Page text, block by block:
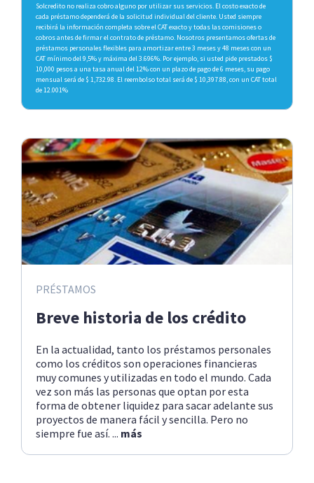
Solcredito no realiza cobro alguno por utilizar sus servicios. El costo exacto de
cada préstamo dependerá de la solicitud individual del cliente. Usted siempre
recibirá la información completa sobre el CAT exacto y todas las comisiones o
cobros antes de firmar el contrato de préstamo. Nosotros presentamos ofertas de
préstamos personales flexibles para amortizar entre 3 meses y 48 meses con un
CAT mínimo del 9,5% y máxima del 3.696%. Por ejemplo, si usted pide prestados $
10,000 pesos a una tasa anual del 12% con un plazo de pago de 6 meses, su pago
mensual será de $ 1,732.98. El reembolso total será de $ 10,397.88, con un CAT total
de 12.001%
PRÉSTAMOS
Breve historia de los crédito
En la actualidad, tanto los préstamos personales
como los créditos son operaciones financieras
muy comunes y utilizadas en todo el mundo. Cada
vez son más las personas que optan por esta
forma de obtener liquidez para sacar adelante sus
proyectos de manera fácil y sencilla. Pero no
siempre fue así. ... más